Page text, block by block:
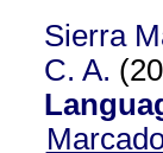
Sierra
C. A.